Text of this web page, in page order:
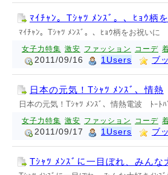
ﾏｲﾁｬﾝ。Tｼｬﾂ ﾒﾝｽﾞ。、ﾋｮｳ柄を
ﾏｲﾁｬﾝ。Tｼｬﾂ ﾒﾝｽﾞ。、ﾋｮｳ柄をお祝いに
女子力特集 激安 ファッション コーデ
2011/09/16 1Users ブ
日本の元気！Tｼｬﾂ ﾒﾝｽﾞ、情熱
日本の元気！Tｼｬﾂ ﾒﾝｽﾞ、情熱電波 ﾄｰﾄﾊ
女子力特集 激安 ファッション コーデ
2011/09/17 1Users ブ
Tｼｬﾂ ﾒﾝｽﾞに一目ぼれ、みんな